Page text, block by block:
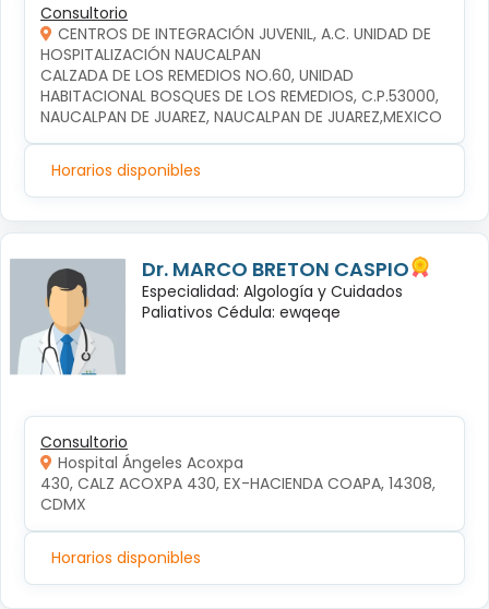
Consultorio
CENTROS DE INTEGRACIÓN JUVENIL, A.C. UNIDAD DE
HOSPITALIZACIÓN NAUCALPAN
CALZADA DE LOS REMEDIOS NO.60, UNIDAD
HABITACIONAL BOSQUES DE LOS REMEDIOS, C.P.53000,
NAUCALPAN DE JUAREZ, NAUCALPAN DE JUAREZ,MEXICO
Horarios disponibles
Dr. MARCO BRETON CASPIO
Especialidad: Algología y Cuidados
Paliativos Cédula: ewqeqe
Consultorio
Hospital Ángeles Acoxpa
430, CALZ ACOXPA 430, EX-HACIENDA COAPA, 14308,
CDMX
Horarios disponibles